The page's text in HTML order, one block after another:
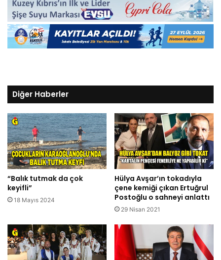
Diğer Haberler
“Balık tutmak da çok
keyifli”
18 Mayıs 2024
Hülya Avşar’ın tokadıyla
çene kemiği çıkan Ertuğrul
Postoğlu o sahneyi anlattı
29 Nisan 2021